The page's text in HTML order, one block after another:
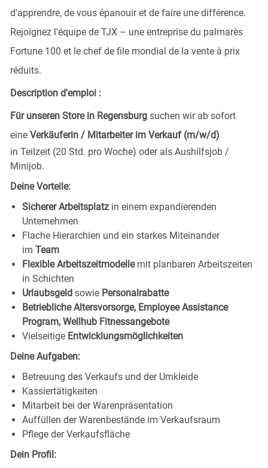
d'apprendre, de vous épanouir et de faire une différence.
Rejoignez l'équipe de TJX – une entreprise du palmarès
Fortune 100 et le chef de file mondial de la vente à prix
réduits.
Description d'emploi :
Für unseren Store in Regensburg suchen wir ab sofort
eine Verkäuferin / Mitarbeiter im Verkauf (m/w/d)
in Teilzeit (20 Std. pro Woche) oder als Aushilfsjob /
Minijob.
Deine Vorteile:
Sicherer Arbeitsplatz in einem expandierenden
Unternehmen
Flache Hierarchien und ein starkes Miteinander
im Team
Flexible Arbeitszeitmodelle mit planbaren Arbeitszeiten
in Schichten
Urlaubsgeld sowie Personalrabatte
Betriebliche Altersvorsorge, Employee Assistance
Program, Wellhub Fitnessangebote
Vielseitige Entwicklungsmöglichkeiten
Deine Aufgaben:
Betreuung des Verkaufs und der Umkleide
Kassiertätigkeiten
Mitarbeit bei der Warenpräsentation
Auffüllen der Warenbestände im Verkaufsraum
Pflege der Verkaufsfläche
Dein Profil: